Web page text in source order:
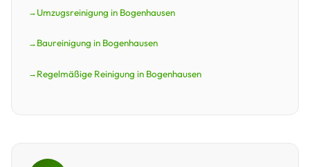
Umzugsreinigung in Bogenhausen
Baureinigung in Bogenhausen
Regelmäßige Reinigung in Bogenhausen